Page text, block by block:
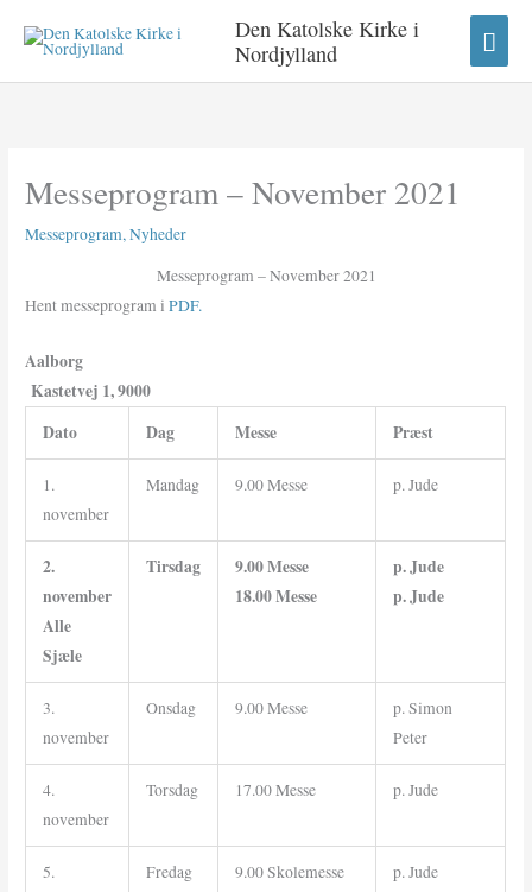
Den Katolske Kirke i
Nordjylland
Messeprogram – November 2021
Messeprogram,Nyheder
Messeprogram – November 2021
Hent messeprogram iPDF.
Aalborg
Kastetvej 1, 9000
Dato
Dag Messe Præst
1.
november
Mandag 9.00 Messe p. Jude
2.
november
Alle
Sjæle
Tirsdag
9.00 Messe
18.00 Messe
p. Jude
p. Jude
3.
november
Onsdag 9.00 Messe
p. Simon
Peter
4.
november
Torsdag 17.00 Messe p. Jude
5.
Fredag
9.00 Skolemesse
p. Jude